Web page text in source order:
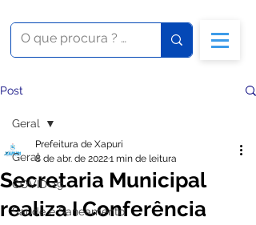
Post
Geral
COVID-19
Saúde e Saneamento
Geral
Secretaria Municipal
realiza I Conferência
Prefeitura de Xapuri
8 de abr. de 20221 min de leitura